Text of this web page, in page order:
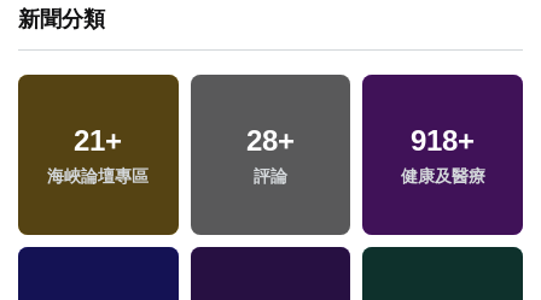
新聞分類
21+
海峽論壇專區
28+
評論
918+
健康及醫療